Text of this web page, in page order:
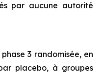
par aucune autorité
3 randomisée, en
placebo, à groupes